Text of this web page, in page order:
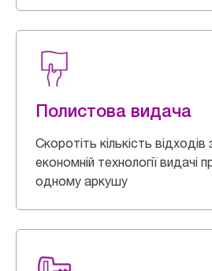
Полистова видача
Скоротіть кількість
економній технології видачі
одному аркушу